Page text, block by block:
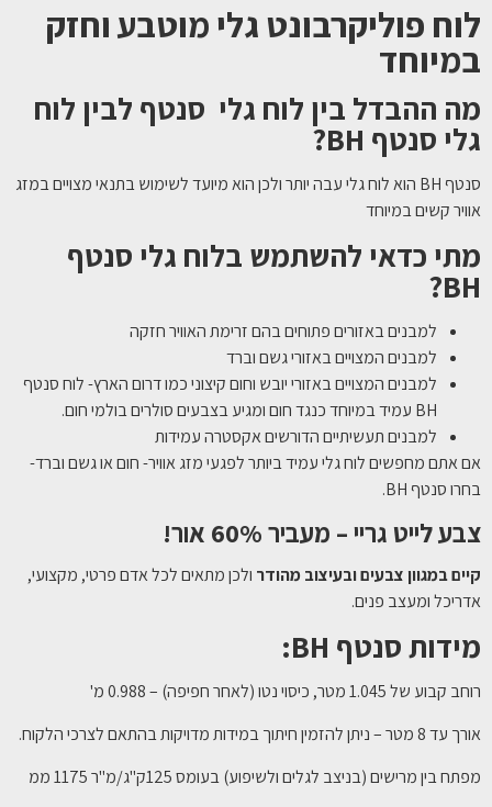
לוח פוליקרבונט גלי מוטבע וחזק
במיוחד
מה ההבדל בין לוח גלי סנטף לבין לוח
גלי סנטף BH
?
סנטף BH הוא לוח גלי עבה יותר ולכן הוא מיועד לשימוש בתנאי מצויים במזג
אוויר קשים במיוחד
מתי כדאי להשתמש בלוח גלי סנטף
BH
?
למבנים באזורים פתוחים בהם זרימת האוויר חזקה
למבנים המצויים באזורי גשם וברד
למבנים המצויים באזורי יובש וחום קיצוני כמו דרום הארץ- לוח סנטף
BH עמיד במיוחד כנגד חום ומגיע בצבעים סולרים בולמי חום.
למבנים תעשיתיים הדורשים אקסטרה עמידות
אם אתם מחפשים לוח גלי עמיד ביותר לפגעי מזג אוויר- חום או גשם וברד-
בחרו סנטף BH.
צבע לייט גריי – מעביר 60% אור!
קיים במגוון צבעים ובעיצוב מהודר ולכן מתאים לכל אדם פרטי, מקצועי,
אדריכל ומעצב פנים.
מידות סנטף BH:
רוחב קבוע של 1.045 מטר, כיסוי נטו (לאחר חפיפה) – 0.988 מ'
אורך עד 8 מטר – ניתן להזמין חיתוך במידות מדויקות בהתאם לצרכי הלקוח.
מפתח בין מרישים (בניצב לגלים ולשיפוע) בעומס 125ק"ג/מ"ר 1175 ממ